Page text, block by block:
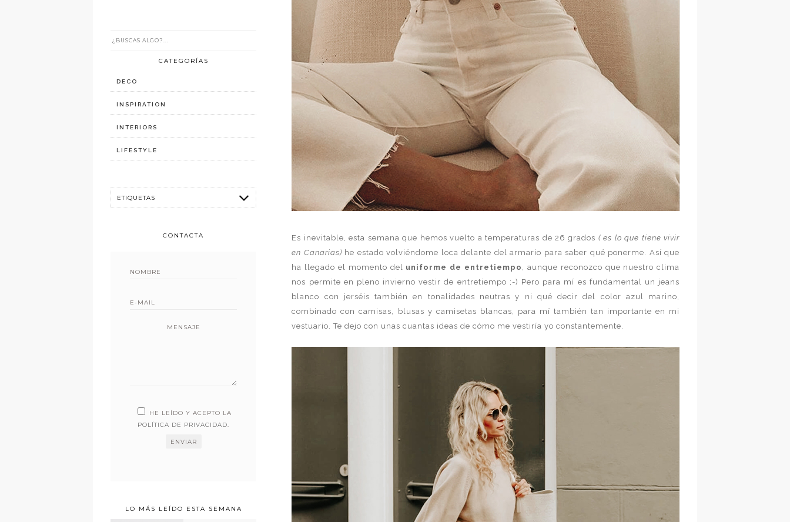
Es inevitable, esta semana que hemos vuelto a temperaturas de 26 grados (es lo que tiene vivir
en Canarias) he estado volviéndome loca delante del armario para saber qué ponerme. Así que
ha llegado el momento del uniforme de entretiempo
, aunque reconozco que nuestro clima
nos permite en pleno invierno vestir de entretiempo ;-) Pero para mí es fundamental un jeans
blanco con jerséis también en tonalidades neutras y ni qué decir del color azul marino,
combinado con camisas, blusas y camisetas blancas, para mí también tan importante en mi
vestuario. Te dejo con unas cuantas ideas de cómo me vestiría yo constantemente.
CATEGORÍAS
DECO
INSPIRATION
INTERIORS
LIFESTYLE
CONTACTA
MENSAJE
HE LEÍDO Y ACEPTO LA
POLÍTICA DE PRIVACIDAD.
LO MÁS LEÍDO ESTA SEMANA